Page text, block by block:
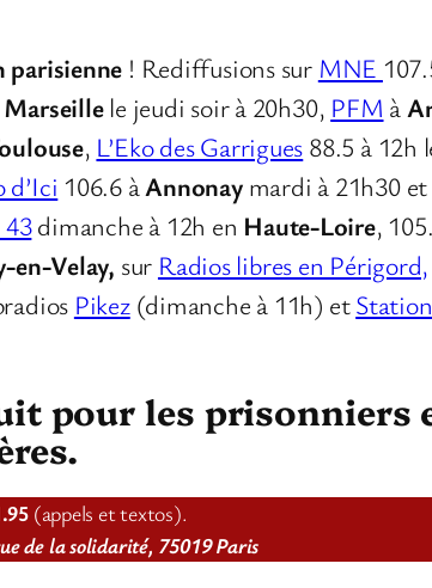
parisienne ! Rediffusions sur MNE
Marseille le jeudi soir à 20h30, PFM à
, L’Eko des Garrigues 88.5 à 12h
d’Ici 106.6 àAnnonay mardi à 21h30
dimanche à 12h en Haute-Loire,
en-Velay, sur Radios libres en Périgord,
Pikez(dimanche à 11h) et
pour les prisonniers
(appels et textos).
de la solidarité, 75019 Paris